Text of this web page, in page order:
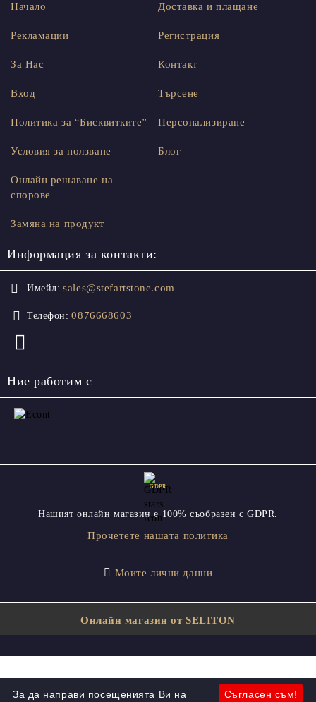
Начало
Рекламации
За Нас
Вход
Доставка и плащане
Регистрация
Контакт
Търсене
Политика за “Бисквитките”
Условия за ползване
Онлайн решаване на
спорове
Замяна на продукт
Персонализиране
Блог
Информация за контакти:
Имейл: sales@stefartstone.com
Телефон: 0876668603
Ние работим с
GDPR
Нашият онлайн магазин е 100% съобразен с GDPR.
Прочетете нашата политика
Моите лични данни
Онлайн магазин от SELITON
Съгласен съм!
За да направи посещенията Ви на